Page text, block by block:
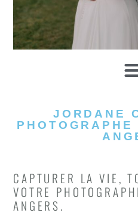
JORDANE
CAPTURER LA VIE,
VOTRE
ANGERS.